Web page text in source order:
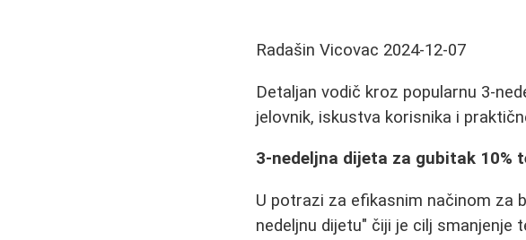
Radašin Vicovac 2024-12-07
Detaljan vodič kroz popularnu 3-
jelovnik, iskustva korisnika i
3-nedeljna dijeta za gubitak 10%
U potrazi za efikasnim načinom za
nedeljnu dijetu" čiji je cilj smanjenje